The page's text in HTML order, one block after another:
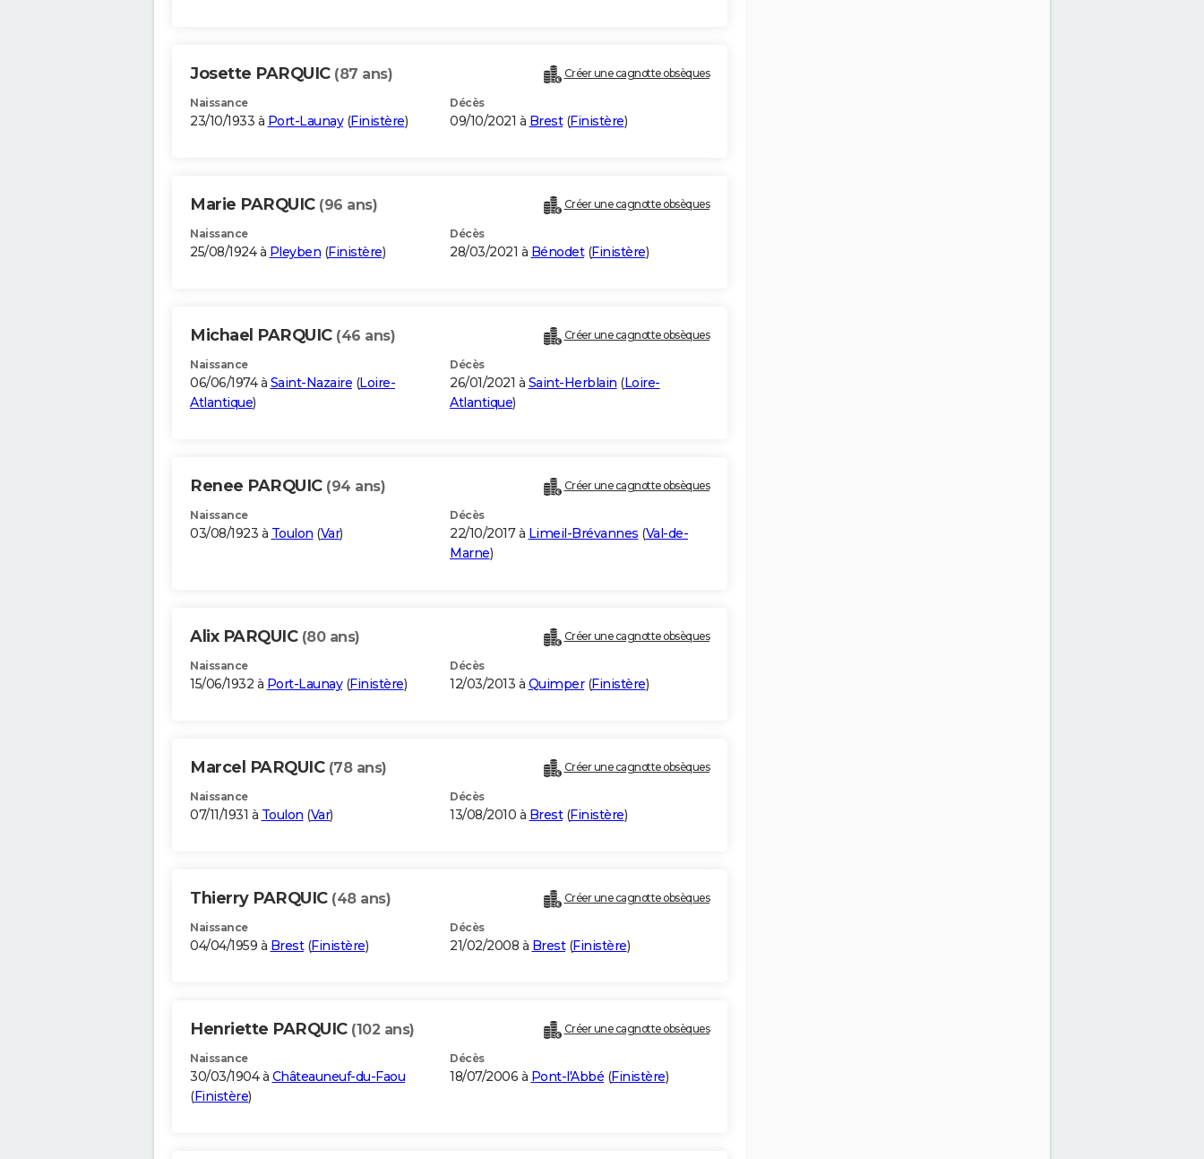
Josette PARQUIC (87 ans) Créer une cagnotte obsèques
Naissance
23/10/1933 à Port-Launay(Finistère)
Décès
09/10/2021 à Brest(Finistère)
Marie PARQUIC (96 ans) Créer une cagnotte obsèques
Naissance
25/08/1924 à Pleyben (Finistère)
Décès
28/03/2021 à Bénodet(Finistère)
Michael PARQUIC (46 ans) Créer une cagnotte obsèques
Naissance
06/06/1974 à Saint-Nazaire (Loire-
Atlantique)
Décès
26/01/2021 à Saint-Herblain (Loire-
Atlantique)
Renee PARQUIC (94 ans) Créer une cagnotte obsèques
Naissance
03/08/1923 à Toulon (Var)
Décès
22/10/2017 à Limeil-Brévannes (Val-de-
Marne)
Alix PARQUIC (80 ans) Créer une cagnotte obsèques
Naissance
15/06/1932 à Port-Launay(Finistère)
Décès
12/03/2013 à Quimper(Finistère)
Marcel PARQUIC (78 ans) Créer une cagnotte obsèques
Naissance
07/11/1931 à Toulon (Var)
Décès
13/08/2010 à Brest(Finistère)
Thierry PARQUIC (48 ans) Créer une cagnotte obsèques
Naissance
04/04/1959 à Brest(Finistère)
Décès
21/02/2008 à Brest(Finistère)
Henriette PARQUIC (102 ans) Créer une cagnotte obsèques
Naissance
30/03/1904 à Châteauneuf-du-Faou
(Finistère)
Décès
18/07/2006 à Pont-l'Abbé (Finistère)